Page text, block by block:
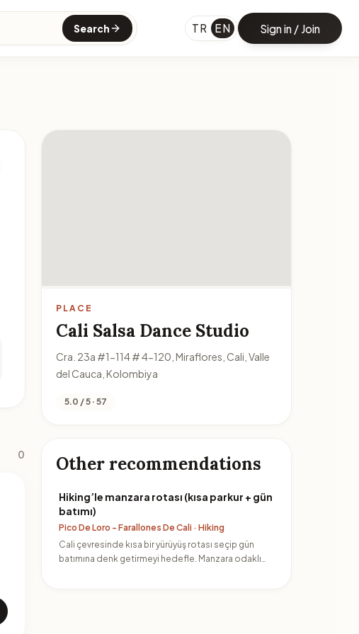
Search TR EN Sign in / Join
0
PLACE
Cali Salsa Dance Studio
Cra. 23a #1-114 # 4-120, Miraflores, Cali, Valle
del Cauca, Kolombiya
5.0 / 5 · 57
Other recommendations
Hiking’le manzara rotası (kısa parkur + gün
batımı)
Pico De Loro - Farallones De Cali · Hiking
Cali çevresinde kısa bir yürüyüş rotası seçip gün
batımına denk getirmeyi hedefle. Manzara odaklı